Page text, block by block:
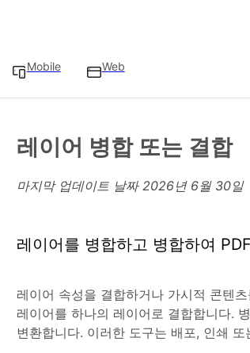
Mobile Web
레이어 병합 또는 결합
마지막 업데이트 날짜 2026년 6월 30일
레이어를 병합하고 병합하여
레이어 속성을 결합하거나 가시적 콘텐
레이어를 하나의 레이어로 결합합니다.
변환합니다. 이러한 도구는 배포, 인쇄